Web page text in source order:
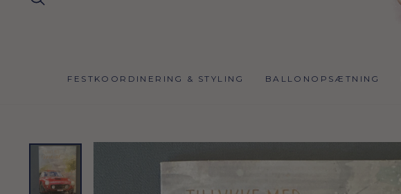
FESTKOORDINERING & STYLING BALLONOPSÆTNING